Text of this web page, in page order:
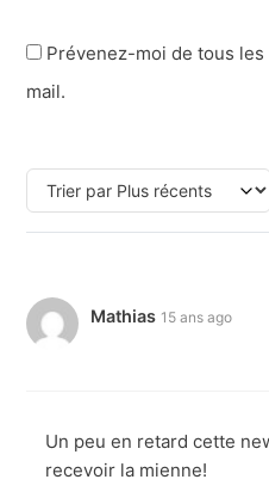
Prévenez-moi de tous
mail.
Mathias 15 ans ago
Un peu en retard cette
recevoir la mienne!